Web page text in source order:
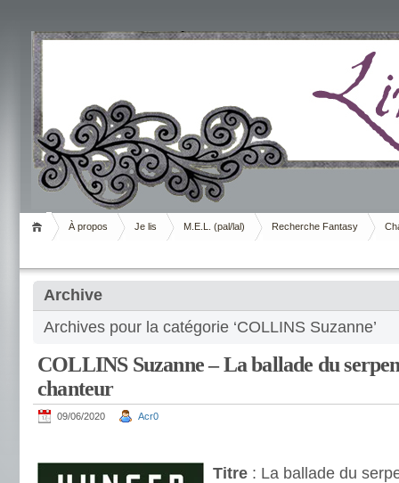
Livrement
À propos Je lis M.E.L. (pal/lal) Recherche Fantasy
Archive
Archives pour la catégorie ‘COLLINS Suzanne’
COLLINS Suzanne – La ballade du
chanteur
09/06/2020 Acr0
Titre : La ballade du